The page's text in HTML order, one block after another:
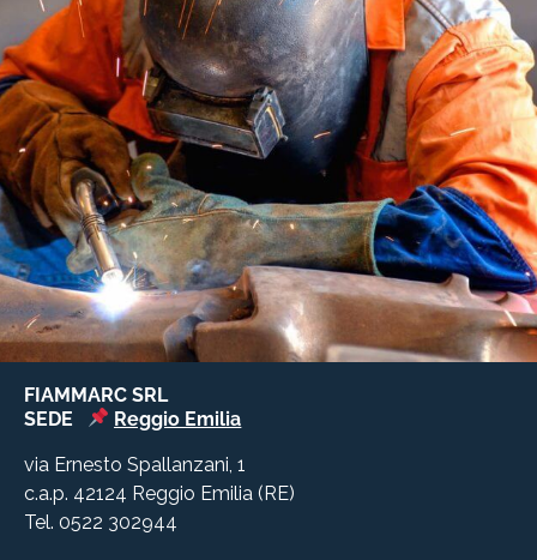
FIAMMARC SRL
SEDE
Reggio Emilia
via Ernesto Spallanzani, 1
c.a.p. 42124 Reggio Emilia (RE)
Tel. 0522 302944